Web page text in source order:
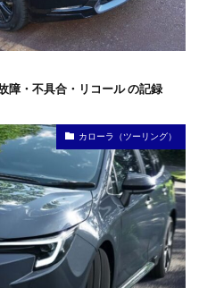
障・不具合・リコール の記録
カローラ（ツーリング）